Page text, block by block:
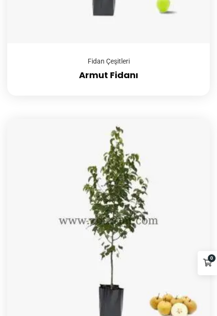
Fidan Çeşitleri
Armut Fidanı
0